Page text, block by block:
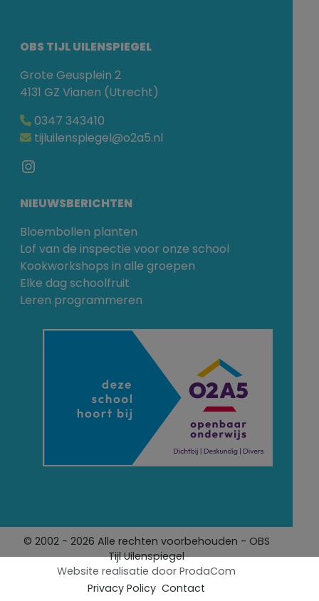
OBS TIJL UILENSPIEGEL
Grote Geusplein 2
4131 GZ Vianen (Utrecht)
0347 343410
tijluilenspiegel@o2a5.nl
Instagram
NIEUWSBERICHTEN
Bloembollen planten
Lof van de inspectie voor onze school
Kookworkshops in alle groepen
Elke dag schoolfruit
Leren programmeren
© 2002 - 2026 Alle rechten voorbehouden - OBS
Tijl Uilenspiegel
Website realisatie door ProdaCom
Privacy Policy Contact